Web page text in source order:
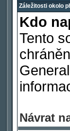
Záležitosti okolo
Kdo
Tento
Návrat